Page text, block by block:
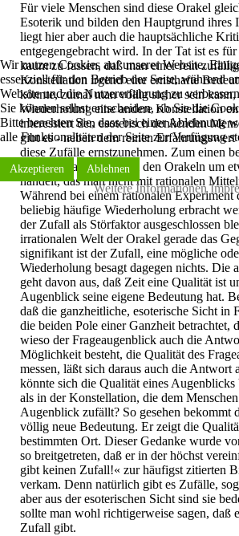
Für viele Menschen sind diese Orakel
Esoterik und bilden den Hauptgrund ihres
liegt hier aber auch die hauptsächliche
entgegengebracht wird. In der Tat ist es für
kaum zu fassen, daß man einer rein
Konstellation irgend eine ernsthafte
könnte, zumal man völlig sicher sein kann,
Wiederholung eine andere Konstellation
interessiert den esoterisch denkenden
gibt es - neben dem reinen
diese Zufälle ernstzunehmen. Zum einen
Zweifel, daß es sich bei den Orakeln um
handelt, das man nicht mit rationalen
Während bei einem rationalen Experiment
beliebig häufige Wiederholung erbracht
der Zufall als Störfaktor ausgeschlossen
irrationalen Welt der Orakel gerade das
signifikant ist der Zufall, eine mögliche
Wiederholung besagt dagegen nichts. Die
geht davon aus, daß Zeit eine Qualität ist
Augenblick seine eigene Bedeutung hat.
daß die ganzheitliche, esoterische Sicht in
die beiden Pole einer Ganzheit betrachtet,
wieso der Frageaugenblick auch die
Möglichkeit besteht, die Qualität des
messen, läßt sich daraus auch die Antwort
könnte sich die Qualität eines Augenblicks
als in der Konstellation, die dem
Augenblick zufällt? So gesehen bekommt
völlig neue Bedeutung. Er zeigt die
bestimmten Ort. Dieser Gedanke wurde
so breitgetreten, daß er in der höchst
gibt keinen Zufall!« zur häufigst zitierten
verkam. Denn natürlich gibt es Zufälle,
aber aus der esoterischen Sicht sind sie
sollte man wohl richtigerweise sagen, daß
Zufall gibt.
Wir nutzen Cookies auf unserer Website.
essenziell für den Betrieb der Seite, während
Website und die Nutzererfahrung zu
Sie können selbst entscheiden, ob Sie die
Bitte beachten Sie, dass bei einer Ablehnung
alle Funktionalitäten der Seite zur Verfügung
Akzeptieren Ablehnen
Weitere Informationen